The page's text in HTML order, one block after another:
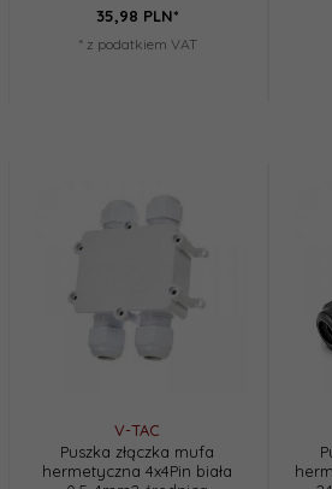
35,98 PLN*
* z podatkiem VAT
V-TAC
Puszka złączka mufa
hermetyczna 4x4Pin biała